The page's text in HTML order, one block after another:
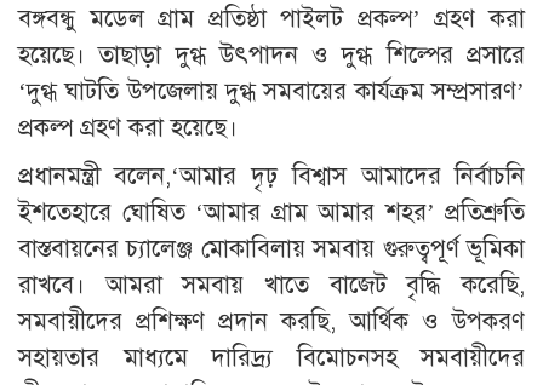
বঙ্গবন্ধু মডেল গ্রাম প্রতিষ্ঠা পাইলট প্রকল্প’ গ্রহণ করা
হয়েছে। তাছাড়া দুগ্ধ উৎপাদন ও দুগ্ধ শিল্পের প্রসারে
‘দুগ্ধ ঘাটতি উপজেলায় দুগ্ধ সমবায়ের কার্যক্রম সম্প্রসারণ’
প্রকল্প গ্রহণ করা হয়েছে।
প্রধানমন্ত্রী বলেন,‘আমার দৃঢ় বিশ্বাস আমাদের নির্বাচনি
ইশতেহারে ঘোষিত ‘আমার গ্রাম আমার শহর’ প্রতিশ্রুতি
বাস্তবায়নের চ্যালেঞ্জ মোকাবিলায় সমবায় গুরুত্বপূর্ণ ভূমিকা
রাখবে। আমরা সমবায় খাতে বাজেট বৃদ্ধি করেছি,
সমবায়ীদের প্রশিক্ষণ প্রদান করছি, আর্থিক ও উপকরণ
সহায়তার মাধ্যমে দারিদ্র্য বিমোচনসহ সমবায়ীদের